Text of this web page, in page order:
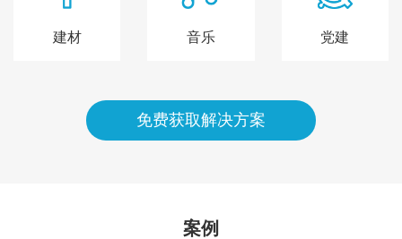
建材 音乐 党建
免费获取解决方案
案例